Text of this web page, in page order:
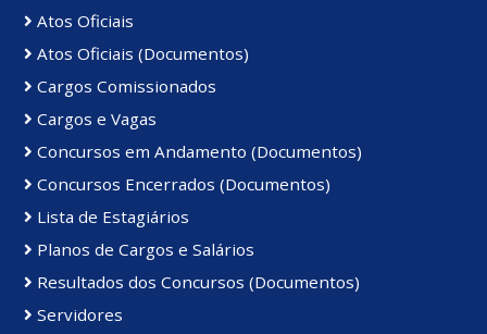
Atos Oficiais
Atos Oficiais (Documentos)
Cargos Comissionados
Cargos e Vagas
Concursos em Andamento (Documentos)
Concursos Encerrados (Documentos)
Lista de Estagiários
Planos de Cargos e Salários
Resultados dos Concursos (Documentos)
Servidores